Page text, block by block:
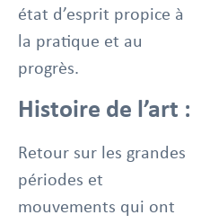
état d’esprit propice à
la pratique et au
progrès.
Histoire de l’art :
Retour sur les grandes
périodes et
mouvements qui ont